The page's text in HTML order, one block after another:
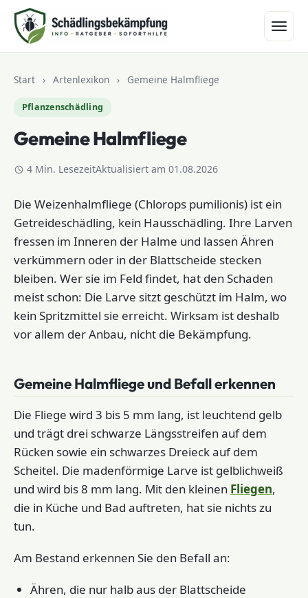
Zum Inhalt springen
Start › Artenlexikon › Gemeine Halmfliege
Pflanzenschädling
Gemeine Halmfliege
4 Min. LesezeitAktualisiert am 01.08.2026
Die Weizenhalmfliege (Chlorops pumilionis) ist ein
Getreideschädling, kein Hausschädling. Ihre Larven
fressen im Inneren der Halme und lassen Ähren
verkümmern oder in der Blattscheide stecken
bleiben. Wer sie im Feld findet, hat den Schaden
meist schon: Die Larve sitzt geschützt im Halm, wo
kein Spritzmittel sie erreicht. Wirksam ist deshalb
vor allem der Anbau, nicht die Bekämpfung.
Gemeine Halmfliege und Befall erkennen
Die Fliege wird 3 bis 5 mm lang, ist leuchtend gelb
und trägt drei schwarze Längsstreifen auf dem
Rücken sowie ein schwarzes Dreieck auf dem
Scheitel. Die madenförmige Larve ist gelblichweiß
und wird bis 8 mm lang. Mit den kleinen Fliegen,
die in Küche und Bad auftreten, hat sie nichts zu
tun.
Am Bestand erkennen Sie den Befall an:
Ähren, die nur halb aus der Blattscheide